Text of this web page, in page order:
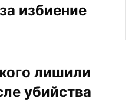
избиение
лишили
убийства